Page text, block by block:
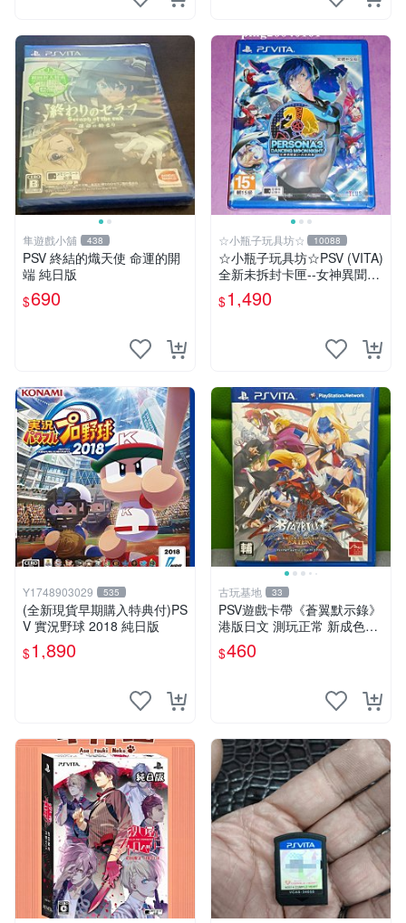
隼遊戲小舖 438
PSV 終結的熾天使 命運的開
端 純日版
$690
☆小瓶子玩具坊☆ 10088
☆小瓶子玩具坊☆PSV (VITA)
全新未拆封卡匣--女神異聞錄
3 月夜熱舞 中文版
$1,490
Y1748903029 535
(全新現貨早期購入特典付)PS
V 實況野球 2018 純日版
$1,890
古玩基地 33
PSV遊戲卡帶《蒼翼默示錄》
港版日文 測玩正常 新成色包
郵 訂單拍下即發 港版 PSV 卡
帶 日文 測試完 好玩游戲 港
$460